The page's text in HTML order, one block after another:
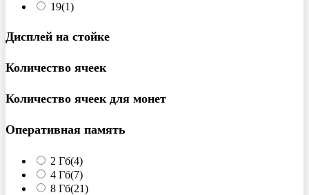
19(1)
Дисплей на стойке
Количество ячеек
Количество ячеек для монет
Оперативная память
2 Гб(4)
4 Гб(7)
8 Гб(21)